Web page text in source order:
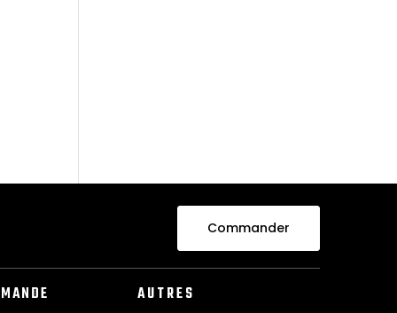
Commander
AUTRES